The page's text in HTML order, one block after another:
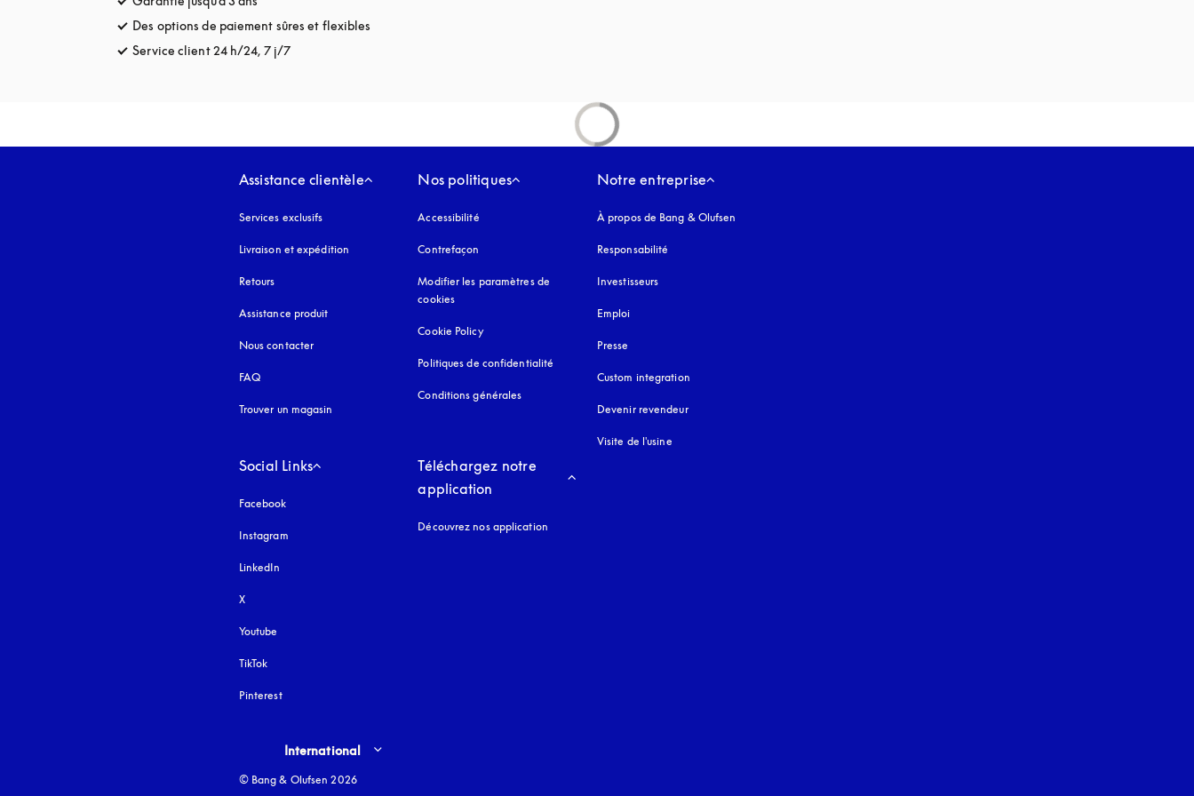
Des options de paiement sûres et flexibles
Service client 24 h/24, 7 j/7
Assistance clientèle
Services exclusifs
Livraison et expédition
Retours
Assistance produit
Nous contacter
FAQ
Trouver un magasin
Nos politiques
Accessibilité s’ouvre dans un nouvel onglet
Contrefaçon s’ouvre dans un nouvel onglet
Modifier les paramètres de
cookies
Cookie Policys’ouvre dans un nouvel onglet
Politiques de confidentialité
Conditions générales
Notre entreprise
À propos de Bang & Olufsen
Responsabilité
Investisseurs
Emploi
Presse
Custom integration
Devenir revendeur
Visite de l'usine
Social Links
Facebook
Instagram
LinkedIn
X
Youtube
TikTok
Pinterest
Téléchargez notre
application
Découvrez nos application
Select country and language
International
© Bang & Olufsen 2026